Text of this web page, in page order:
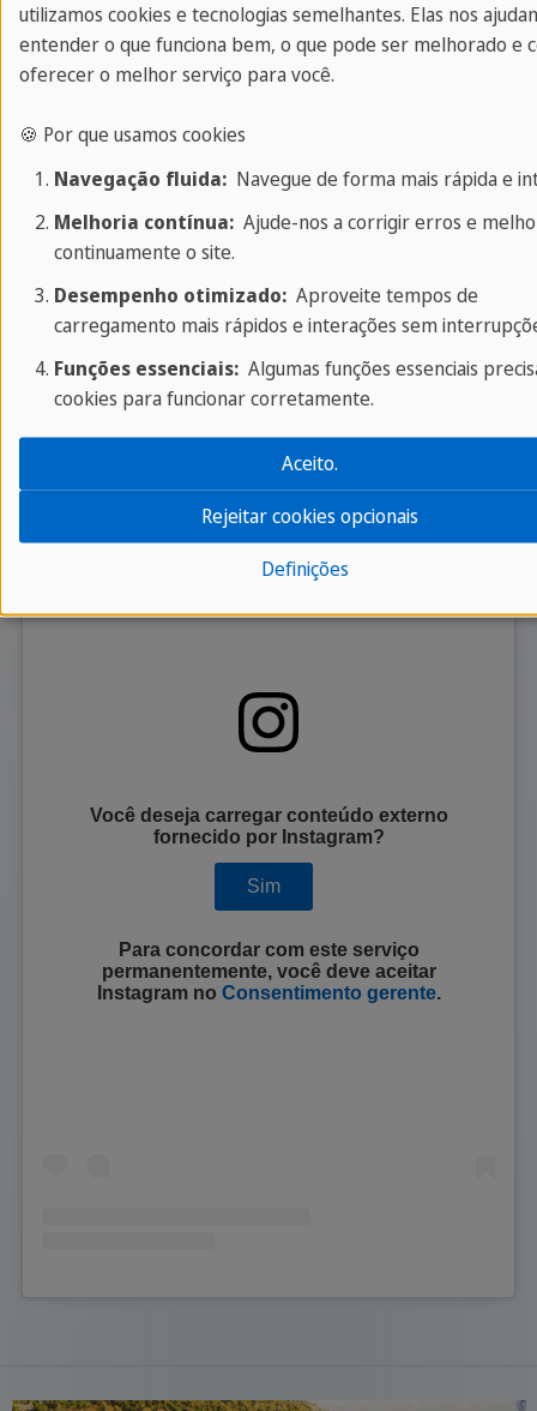
Para concordar com este serviço
permanentemente, você deve aceitar
InstagramnoConsentimento gerente
Você deseja carregar conteúdo externo
fornecido por Instagram?
Sim
Para concordar com este serviço
permanentemente, você deve aceitar
Instagramno Consentimento gerente.
utilizamos cookies e tecnologias semelhantes. Elas nos
entender o que funciona bem, o que pode ser melhorado e
oferecer o melhor serviço para você.
🍪 Por que usamos cookies
Navegação fluida:Navegue de forma mais rápida e
Melhoria contínua:Ajude-nos a corrigir erros e
continuamente o site.
Desempenho otimizado:Aproveite tempos de
carregamento mais rápidos e interações sem
Funções essenciais:Algumas funções essenciais
cookies para funcionar corretamente.
Definições
Rejeitar cookies opcionais
Aceito.